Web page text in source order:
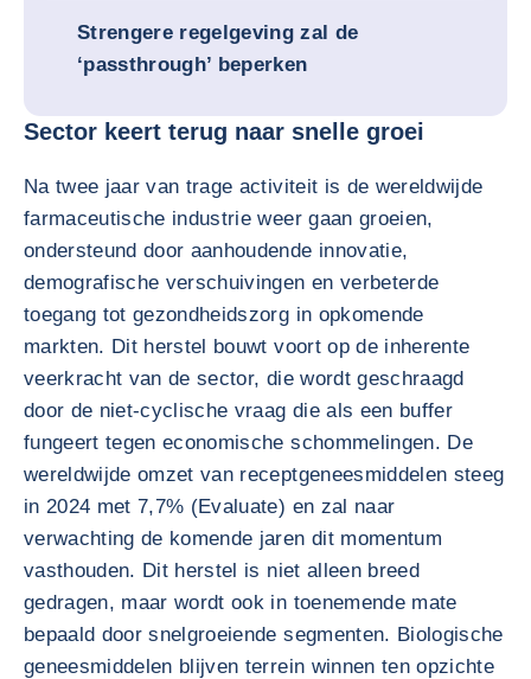
Strengere regelgeving zal de
‘passthrough’ beperken
Sector keert terug naar snelle groei
Na twee jaar van trage activiteit is de wereldwijde
farmaceutische industrie weer gaan groeien,
ondersteund door aanhoudende innovatie,
demografische verschuivingen en verbeterde
toegang tot gezondheidszorg in opkomende
markten. Dit herstel bouwt voort op de inherente
veerkracht van de sector, die wordt geschraagd
door de niet-cyclische vraag die als een buffer
fungeert tegen economische schommelingen. De
wereldwijde omzet van receptgeneesmiddelen steeg
in 2024 met 7,7% (Evaluate) en zal naar
verwachting de komende jaren dit momentum
vasthouden. Dit herstel is niet alleen breed
gedragen, maar wordt ook in toenemende mate
bepaald door snelgroeiende segmenten. Biologische
geneesmiddelen blijven terrein winnen ten opzichte